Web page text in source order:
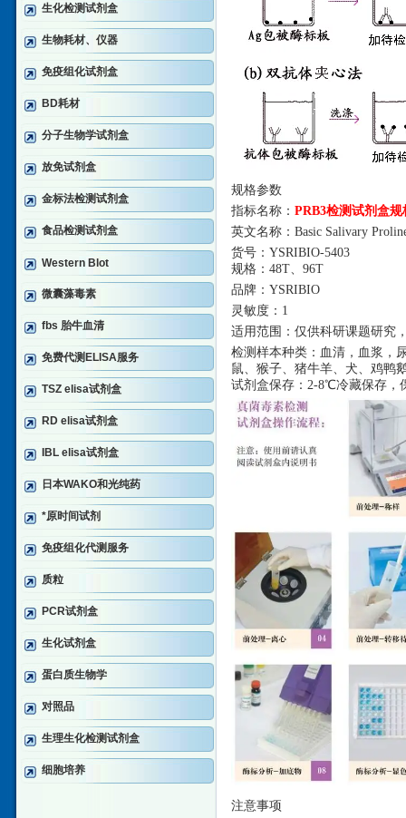
生化检测试剂盒
生物耗材、仪器
免疫组化试剂盒
BD耗材
分子生物学试剂盒
放免试剂盒
金标法检测试剂盒
食品检测试剂盒
Western Blot
微囊藻毒素
fbs 胎牛血清
免费代测ELISA服务
TSZ elisa试剂盒
RD elisa试剂盒
IBL elisa试剂盒
日本WAKO和光纯药
*原时间试剂
免疫组化代测服务
质粒
PCR试剂盒
生化试剂盒
蛋白质生物学
对照品
生理生化检测试剂盒
细胞培养
规格参数
指标名称： PRB3检测试剂盒规
英文名称： Basic Salivary
货号： YSRIBIO-5403
规格： 48T、96T
品牌： YSRIBIO
灵敏度： 1
适用范围：仅供科研课题研究
检测样本种类：血清，血浆，
鼠、猴子、猪牛羊、犬、鸡鸭
试剂盒保存： 2-8℃冷藏保存，
注意事项